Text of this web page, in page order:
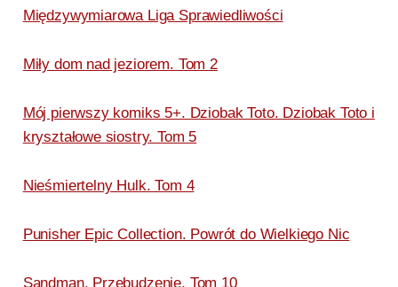
Międzywymiarowa Liga Sprawiedliwości
Miły dom nad jeziorem. Tom 2
Mój pierwszy komiks 5+. Dziobak Toto. Dziobak Toto i
kryształowe siostry. Tom 5
Nieśmiertelny Hulk. Tom 4
Punisher Epic Collection. Powrót do Wielkiego Nic
Sandman. Przebudzenie. Tom 10